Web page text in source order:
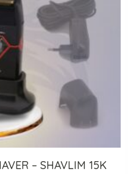
– SHAVLIM 15K